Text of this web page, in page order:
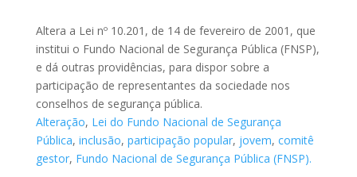
Altera a Lei nº 10.201, de 14 de fevereiro de 2001, que
institui o Fundo Nacional de Segurança Pública (FNSP),
e dá outras providências, para dispor sobre a
participação de representantes da sociedade nos
conselhos de segurança pública.
Alteração, Lei do Fundo Nacional de Segurança
Pública, inclusão, participação popular, jovem, comitê
gestor, Fundo Nacional de Segurança Pública (FNSP).